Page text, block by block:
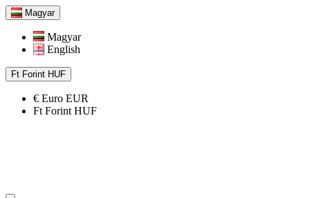
Magyar
Magyar
English
Ft Forint HUF
€ Euro EUR
Ft Forint HUF